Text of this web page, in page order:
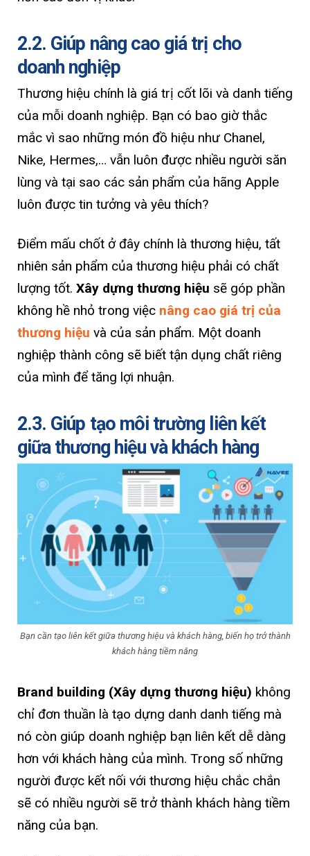
2.2. Giúp nâng cao giá trị cho
doanh nghiệp
Thương hiệu chính là giá trị cốt lõi và danh tiếng
của mỗi doanh nghiệp. Bạn có bao giờ thắc
mắc vì sao những món đồ hiệu như Chanel,
Nike, Hermes,… vẫn luôn được nhiều người săn
lùng và tại sao các sản phẩm của hãng Apple
luôn được tin tưởng và yêu thích?
Điểm mấu chốt ở đây chính là thương hiệu, tất
nhiên sản phẩm của thương hiệu phải có chất
lượng tốt. Xây dựng thương hiệu sẽ góp phần
không hề nhỏ trong việc nâng cao giá trị của
thương hiệu và của sản phẩm. Một doanh
nghiệp thành công sẽ biết tận dụng chất riêng
của mình để tăng lợi nhuận.
2.3. Giúp tạo môi trường liên kết
giữa thương hiệu và khách hàng
Bạn cần tạo liên kết giữa thương hiệu và khách hàng, biến họ trở thành
khách hàng tiềm năng
Brand building (Xây dựng thương hiệu) không
chỉ đơn thuần là tạo dựng danh danh tiếng mà
nó còn giúp doanh nghiệp bạn liên kết dễ dàng
hơn với khách hàng của mình. Trong số những
người được kết nối với thương hiệu chắc chắn
sẽ có nhiều người sẽ trở thành khách hàng tiềm
năng của bạn.